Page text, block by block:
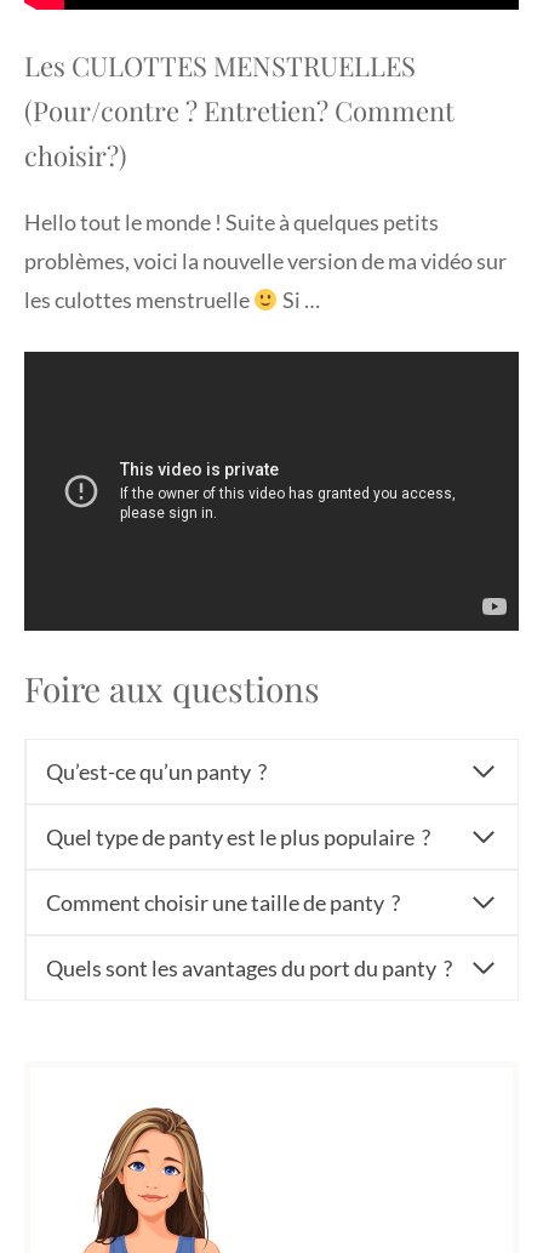
Les CULOTTES MENSTRUELLES
(Pour/contre ? Entretien? Comment
choisir?)
Hello tout le monde ! Suite à quelques petits
problèmes, voici la nouvelle version de ma vidéo sur
les culottes menstruelle
Si …
Foire aux questions
Qu’est-ce qu’un panty ?
Quel type de panty est le plus populaire ?
Comment choisir une taille de panty ?
Quels sont les avantages du port du panty ?